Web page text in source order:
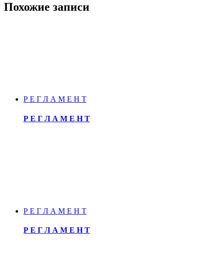
Похожие записи
Р Е Г Л А М Е Н Т
Р Е Г Л А М Е Н Т
Р Е Г Л А М Е Н Т
Р Е Г Л А М Е Н Т